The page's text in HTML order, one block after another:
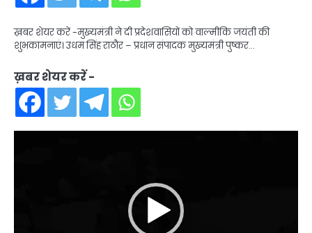
ख़बर शेयर करें -मुख्यमंत्री ने दी प्रदेशवासियों को वाल्मीकि जयंती की
शुभकामनाएं। उधम सिंह राठौर – प्रधान संपादक मुख्यमंत्री पुष्कर…
ख़बर शेयर करें -